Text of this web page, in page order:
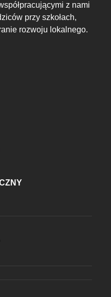
z nami
przy szkołach,
rozwoju lokalnego.